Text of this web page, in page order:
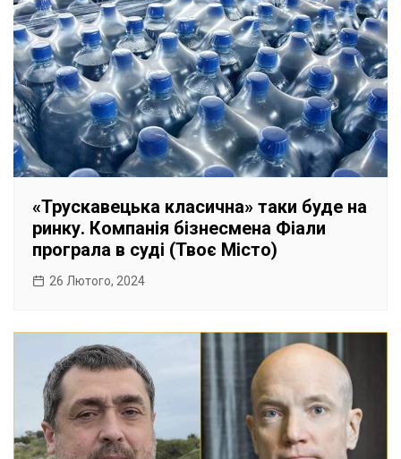
«Трускавецька класична» таки буде на
ринку. Компанія бізнесмена Фіали
програла в суді (Твоє Місто)
26 Лютого, 2024